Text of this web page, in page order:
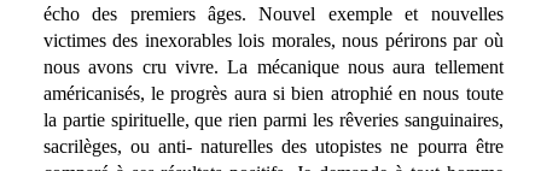
écho des premiers âges. Nouvel exemple et nouvelles
victimes des inexorables lois morales, nous périrons par où
nous avons cru vivre. La mécanique nous aura tellement
américanisés, le progrès aura si bien atrophié en nous toute
la partie spirituelle, que rien parmi les rêveries sanguinaires,
sacrilèges, ou anti- naturelles des utopistes ne pourra être